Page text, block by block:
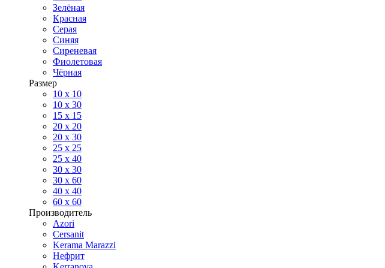
Зелёная
Красная
Серая
Синяя
Сиреневая
Фиолетовая
Чёрная
Размер
10 х 10
10 x 30
15 x 15
20 х 20
20 x 30
25 x 25
25 x 40
30 x 30
30 х 60
40 х 40
60 х 60
Производитель
Azori
Cersanit
Kerama Marazzi
Нефрит